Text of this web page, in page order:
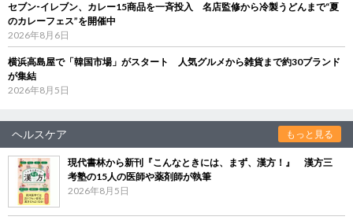
セブン‐イレブン、カレー15商品を一斉投入 名店監修から冷製うどんまで“夏
のカレーフェス”を開催中
2026年8月6日
横浜高島屋で「韓国市場」がスタート 人気グルメから雑貨まで約30ブランド
が集結
2026年8月5日
ヘルスケア もっと見る
現代書林から新刊『こんなときには、まず、漢方！』 漢方三
考塾の15人の医師や薬剤師が執筆
2026年8月5日